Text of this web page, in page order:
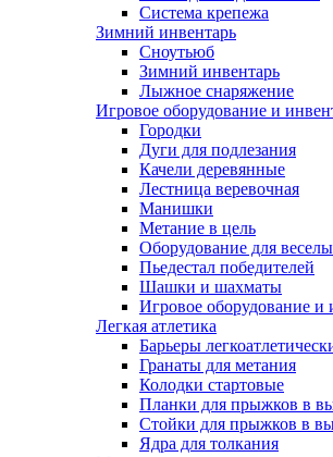
Система крепежа
Зимний инвентарь
Сноутьюб
Зимний инвентарь
Лыжное снаряжение
Игровое оборудование и
Городки
Дуги для подлезания
Качели деревянные
Лестница веревочная
Манишки
Метание в цель
Оборудование для
Пьедестал победителей
Шашки и шахматы
Игровое оборудование и
Легкая атлетика
Барьеры
Гранаты для метания
Колодки стартовые
Планки для прыжков в
Стойки для прыжков в
Ядра для толкания